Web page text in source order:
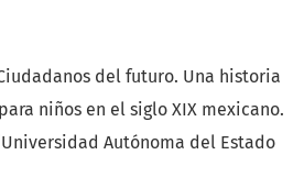
del futuro. Una historia
niños en el siglo XIX mexicano.
Autónoma del Estado